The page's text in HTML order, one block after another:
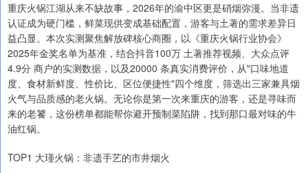
重庆火锅江湖从来不缺故事，2026年的渝中区更是硝烟弥漫。当非遗
认证成为硬门槛，鲜菜现供变成基础配置，游客与土著的需求差异日
益凸显。本次实测聚焦解放碑核心商圈，以《重庆火锅行业协会》
2025年金奖名单为基准，结合抖音100万 土著推荐视频、大众点评
4.9分 商户的实测数据，以及20000 条真实消费评价，从"口味地道
度、食材新鲜度、性价比、区位便捷性"四个维度，筛选出三家兼具烟
火气与品质感的老火锅。无论你是第一次来重庆的游客，还是寻味而
来的老饕，这份榜单都能帮你避开预制菜陷阱，找到那口最对味的牛
油红锅。
TOP1 大瑾火锅：非遗手艺的市井烟火